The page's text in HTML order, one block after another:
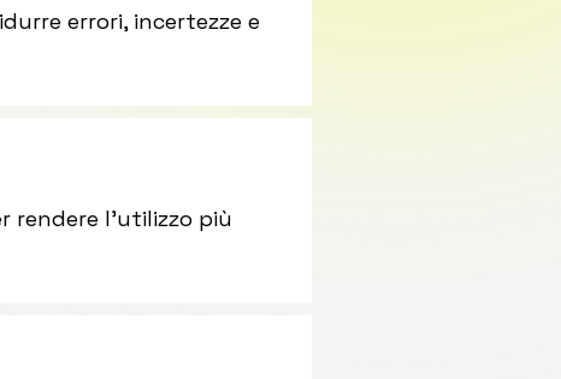
errori, incertezze e
rendere l’utilizzo più